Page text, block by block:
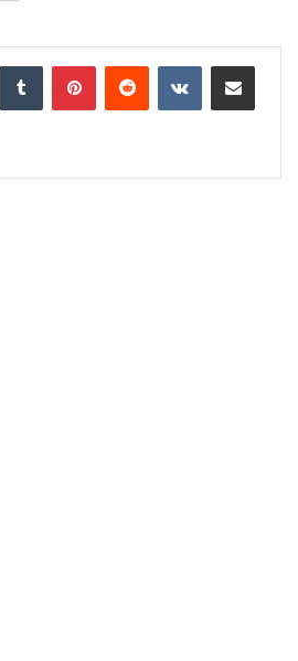
Tumblr PinterestReddit VKontakteShare via Email